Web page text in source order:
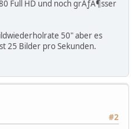
Full HD und noch grÃƒÂ¶sser
50" aber es
25 Bilder pro Sekunden.
#2